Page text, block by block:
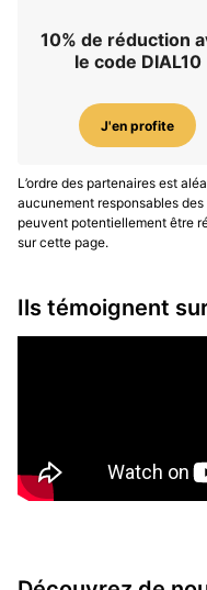
10% de réduction
le code DIAL10
J'en profite
L’ordre des partenaires est
aucunement responsables
peuvent potentiellement être
sur cette page.
Ils témoignent